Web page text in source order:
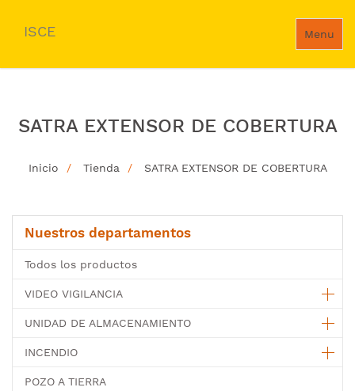
Menu
ISCE
SATRA EXTENSOR DE COBERTURA
Inicio Tienda SATRA EXTENSOR DE COBERTURA
Nuestros departamentos
Todos los productos
VIDEO VIGILANCIA
UNIDAD DE ALMACENAMIENTO
INCENDIO
POZO A TIERRA